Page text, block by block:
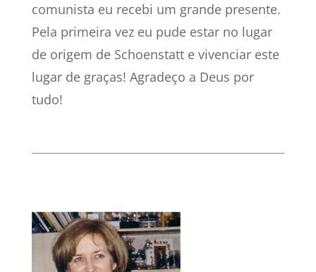
comunista eu recebi um grande presente.
Pela primeira vez eu pude estar no lugar
de origem de Schoenstatt e vivenciar este
lugar de graças! Agradeço a Deus por
tudo!